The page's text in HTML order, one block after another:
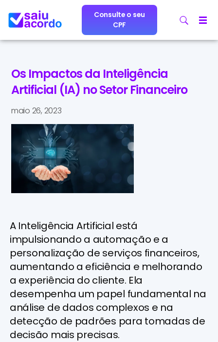
Consulte o seu
CPF
Os Impactos da Inteligência
Artificial (IA) no Setor Financeiro
maio 26, 2023
A Inteligência Artificial está
impulsionando a automação e a
personalização de serviços financeiros,
aumentando a eficiência e melhorando
a experiência do cliente. Ela
desempenha um papel fundamental na
análise de dados complexos e na
detecção de padrões para tomadas de
decisão mais precisas.